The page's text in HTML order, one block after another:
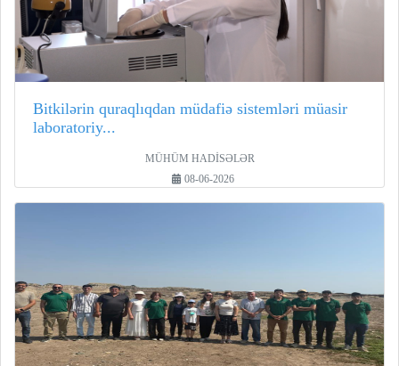
Bitkilərin quraqlıqdan müdafiə sistemləri müasir
laboratoriy...
MÜHÜM HADİSƏLƏR
08-06-2026